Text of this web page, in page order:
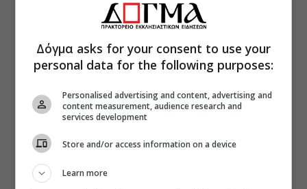
Δόγμα asks for your consent to use your
personal data for the following purposes:
Personalised advertising and content, advertising and
content measurement, audience research and
services development
Store and/or access information on a device
Learn more